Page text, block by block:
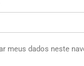
meus dados neste